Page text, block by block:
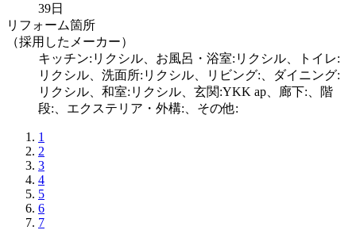
39日
リフォーム箇所
（採用したメーカー）
キッチン:リクシル、お風呂・浴室:リクシル、トイレ:
リクシル、洗面所:リクシル、リビング:、ダイニング:
リクシル、和室:リクシル、玄関:YKK ap、廊下:、階
段:、エクステリア・外構:、その他:
1
2
3
4
5
6
7